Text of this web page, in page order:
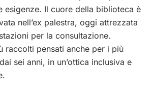
esigenze. Il cuore della biblioteca è
nell’ex palestra, oggi attrezzata
per la consultazione.
raccolti pensati anche per i più
sei anni, in un’ottica inclusiva e